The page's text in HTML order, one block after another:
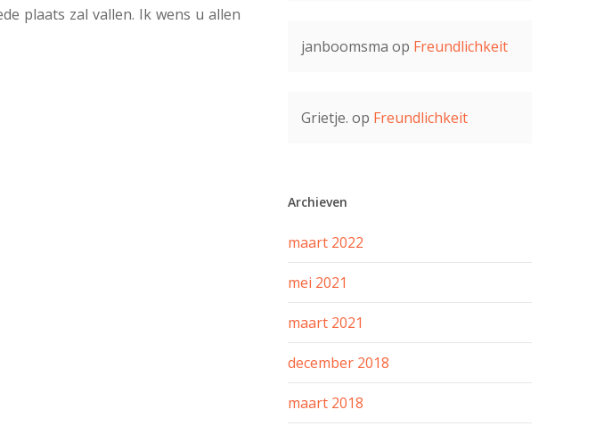
plaats zal vallen. Ik wens u allen
janboomsma op Freundlichkeit
Grietje. op Freundlichkeit
Archieven
maart 2022
mei 2021
maart 2021
december 2018
maart 2018